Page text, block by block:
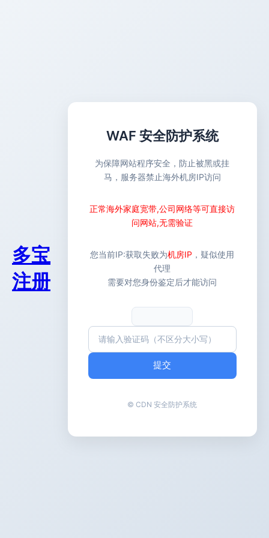
多宝
注册
WAF 安全防护系统
为保障网站程序安全，防止被黑或挂
马，服务器禁止海外机房IP访问
正常海外家庭宽带,公司网络等可直接访
问网站,无需验证
您当前IP:获取失败为机房IP ，疑似使用
代理
需要对您身份鉴定后才能访问
提交
© CDN 安全防护系统